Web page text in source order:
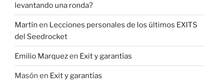
levantando una ronda?
Martín en Lecciones personales de los últimos EXITS
del Seedrocket
Emilio Marquezen Exit y garantías
Masón en Exit y garantías